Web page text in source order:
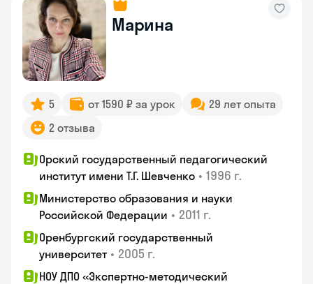
Марина
5 от 1590 ₽ за урок
29 лет опыта
2 отзыва
Орский государственный педагогический
институт имени Т.Г. Шевченко • 1996 г.
Министерство образования и науки
Российской Федерации • 2011 г.
Оренбургский государственный
университет • 2005 г.
НОУ ДПО «Экспертно-методический